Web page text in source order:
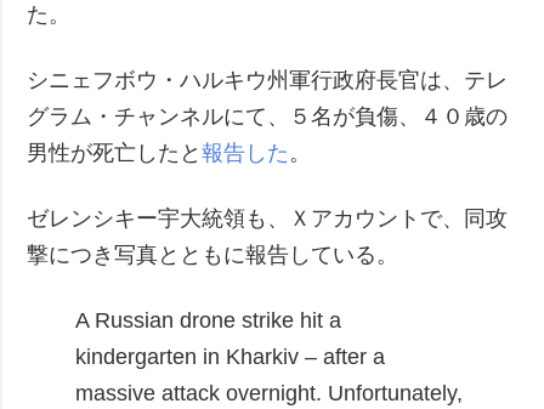
た。
シニェフボウ・ハルキウ州軍行政府長官は、テレ
グラム・チャンネルにて、５名が負傷、４０歳の
男性が死亡したと報告した 。
ゼレンシキー宇大統領も、Ｘアカウントで、同攻
撃につき写真とともに報告している。
A Russian drone strike hit a
kindergarten in Kharkiv – after a
massive attack overnight. Unfortunately,